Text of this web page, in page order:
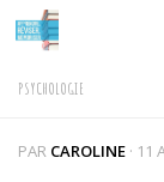
Skip to content
PSYCHOLOGIE
PAR CAROLINE · 11